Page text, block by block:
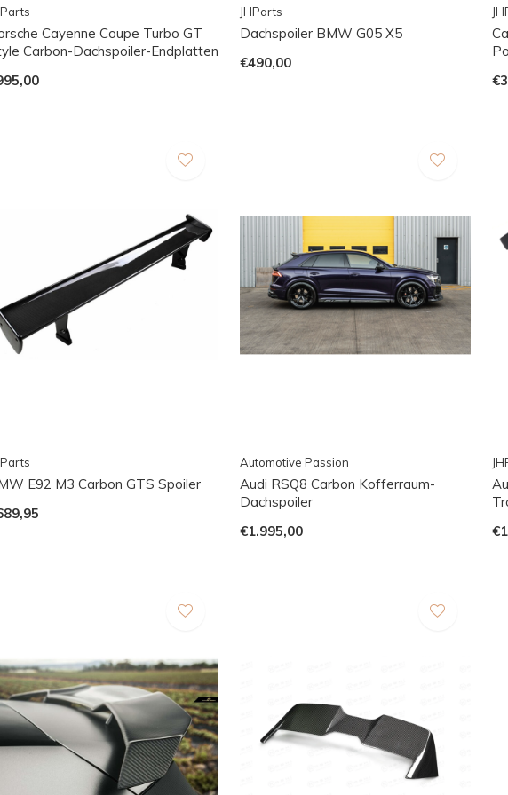
Cayenne Coupe Turbo GT
Carbon-Dachspoiler-Endplatten
JHParts
Dachspoiler BMW G05 X5
€490,00
E92 M3 Carbon GTS Spoiler
Automotive Passion
Audi RSQ8 Carbon Kofferraum-
Dachspoiler
€1.995,00